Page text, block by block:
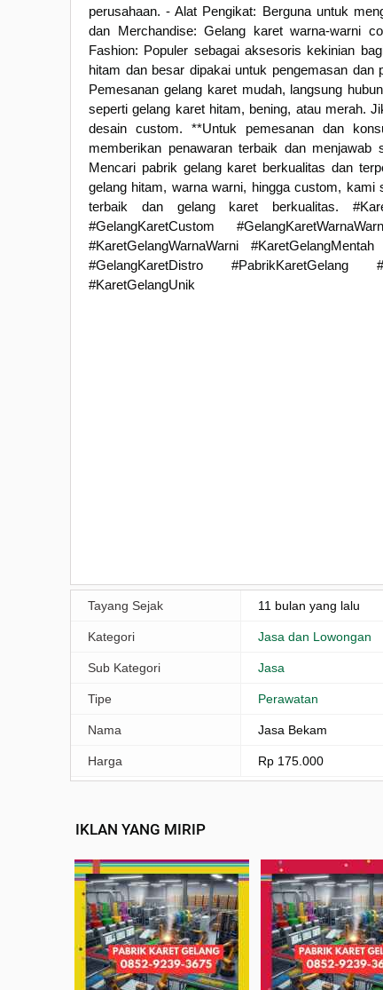
perusahaan. - Alat Pengikat: Berguna untuk
dan Merchandise: Gelang karet warna-warni
Fashion: Populer sebagai aksesoris kekinian
hitam dan besar dipakai untuk pengemasan
Pemesanan gelang karet mudah, langsung
seperti gelang karet hitam, bening, atau merah.
desain custom. **Untuk pemesanan dan
memberikan penawaran terbaik dan
Mencari pabrik gelang karet berkualitas dan
gelang hitam, warna warni, hingga custom, kami
terbaik dan gelang karet berkualitas.
#GelangKaretCustom
#KaretGelangWarnaWarni
#GelangKaretDistro #PabrikKaretGelang
#KaretGelangUnik
Tayang Sejak 11 bulan yang lalu
Kategori Jasa dan Lowongan
Sub Kategori Jasa
Tipe Perawatan
Nama Jasa Bekam
Harga Rp 175.000
IKLAN YANG MIRIP